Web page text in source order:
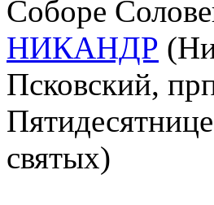
Соборе
НИКАНДР
Псковский,
святых)